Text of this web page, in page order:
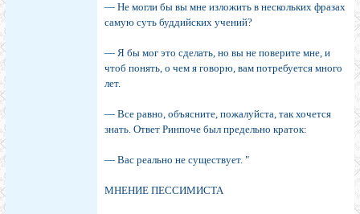
— Не могли бы вы мне изложить в нескольких фразах
самую суть буддийских учений?
— Я бы мог это сделать, но вы не поверите мне, и
чтоб понять, о чем я говорю, вам потребуется много
лет.
— Все равно, объясните, пожалуйста, так хочется
знать. Ответ Ринпоче был предельно краток:
— Вас реально не существует. "
МНЕНИЕ ПЕССИМИСТА